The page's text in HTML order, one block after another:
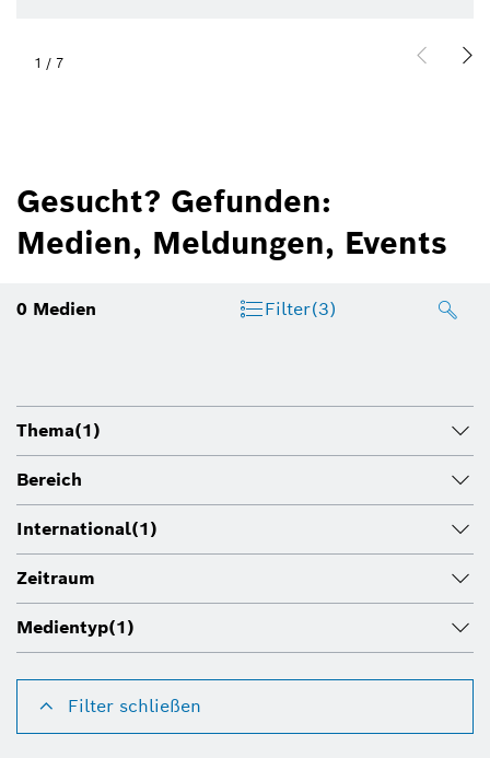
1 / 7
Gesucht? Gefunden:
Medien, Meldungen, Events
0 Medien Filter(3)
Thema(1)
Bereich
International(1)
Zeitraum
Medientyp(1)
Filter schließen